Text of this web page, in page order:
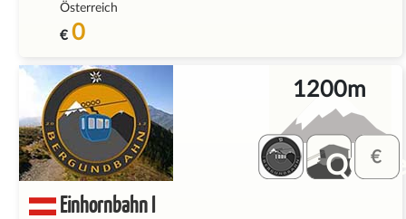
Österreich
€ 0
Einhornbahn I
1200m